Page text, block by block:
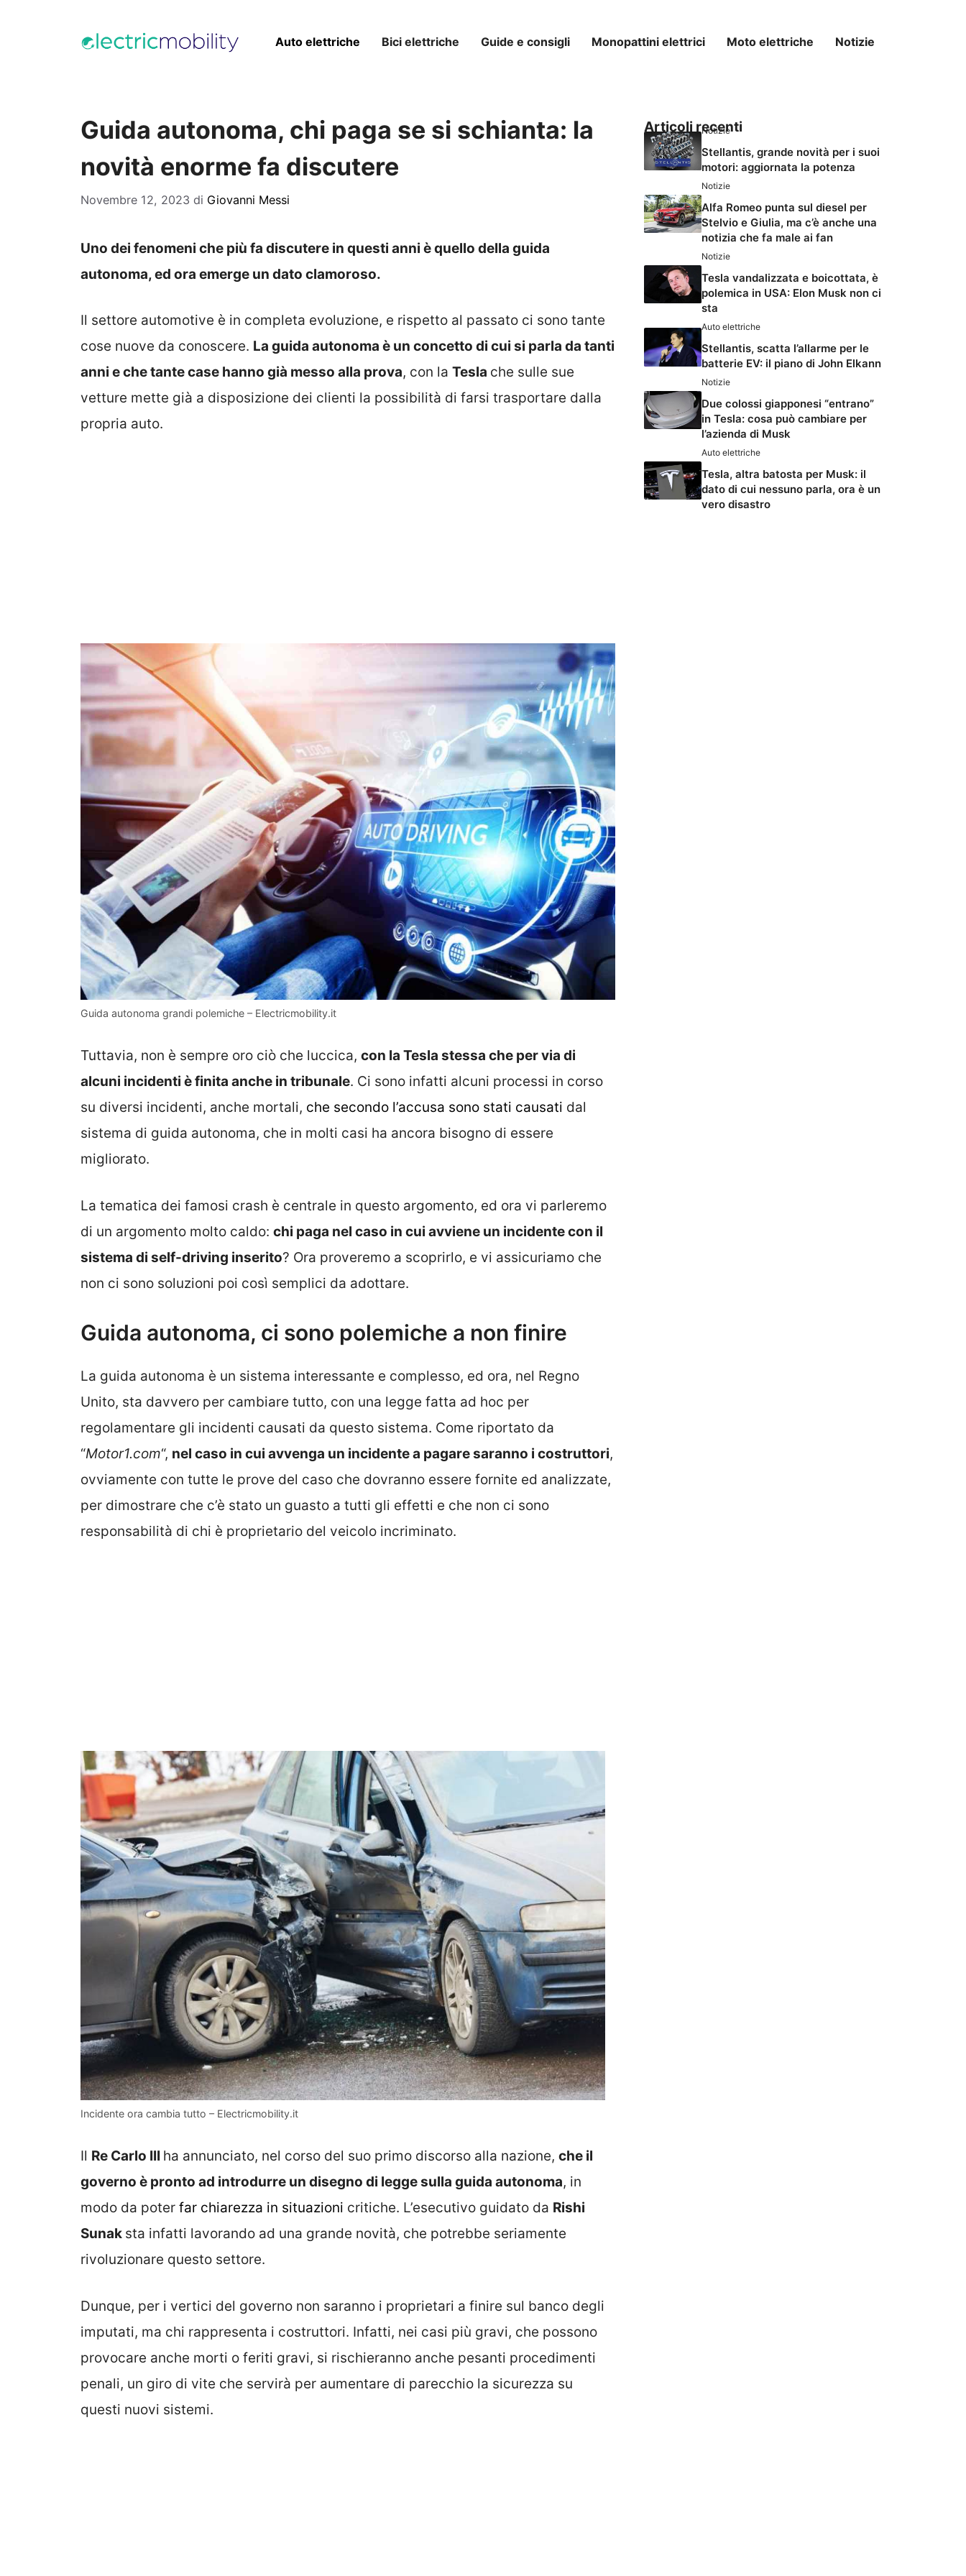
Auto elettriche Bici elettriche Guide e consigli Monopattini elettrici Moto elettriche Notizie
Guida autonoma, chi paga se si schianta: la
novità enorme fa discutere
Novembre 12, 2023 di Giovanni Messi
Uno dei fenomeni che più fa discutere in questi anni è quello della guida
autonoma, ed ora emerge un dato clamoroso.
Il settore automotive è in completa evoluzione, e rispetto al passato ci sono tante
cose nuove da conoscere. La guida autonoma è un concetto di cui si parla da tanti
anni e che tante case hanno già messo alla prova, con la Tesla che sulle sue
vetture mette già a disposizione dei clienti la possibilità di farsi trasportare dalla
propria auto.
Guida autonoma grandi polemiche – Electricmobility.it
Tuttavia, non è sempre oro ciò che luccica, con la Tesla stessa che per via di
alcuni incidenti è finita anche in tribunale. Ci sono infatti alcuni processi in corso
su diversi incidenti, anche mortali, che secondo l’accusa sono stati causati dal
sistema di guida autonoma, che in molti casi ha ancora bisogno di essere
migliorato.
La tematica dei famosi crash è centrale in questo argomento, ed ora vi parleremo
di un argomento molto caldo: chi paga nel caso in cui avviene un incidente con il
sistema di self-driving inserito? Ora proveremo a scoprirlo, e vi assicuriamo che
non ci sono soluzioni poi così semplici da adottare.
Guida autonoma, ci sono polemiche a non finire
La guida autonoma è un sistema interessante e complesso, ed ora, nel Regno
Unito, sta davvero per cambiare tutto, con una legge fatta ad hoc per
regolamentare gli incidenti causati da questo sistema. Come riportato da
“Motor1.com“, nel caso in cui avvenga un incidente a pagare saranno i costruttori,
ovviamente con tutte le prove del caso che dovranno essere fornite ed analizzate,
per dimostrare che c’è stato un guasto a tutti gli effetti e che non ci sono
responsabilità di chi è proprietario del veicolo incriminato.
Incidente ora cambia tutto – Electricmobility.it
Il Re Carlo III ha annunciato, nel corso del suo primo discorso alla nazione, che il
governo è pronto ad introdurre un disegno di legge sulla guida autonoma, in
modo da poter far chiarezza in situazioni critiche. L’esecutivo guidato da Rishi
Sunak sta infatti lavorando ad una grande novità, che potrebbe seriamente
rivoluzionare questo settore.
Dunque, per i vertici del governo non saranno i proprietari a finire sul banco degli
imputati, ma chi rappresenta i costruttori. Infatti, nei casi più gravi, che possono
provocare anche morti o feriti gravi, si rischieranno anche pesanti procedimenti
penali, un giro di vite che servirà per aumentare di parecchio la sicurezza su
questi nuovi sistemi.
Articoli recenti
Notizie
Stellantis, grande novità per i suoi
motori: aggiornata la potenza
Notizie
Alfa Romeo punta sul diesel per
Stelvio e Giulia, ma c’è anche una
notizia che fa male ai fan
Notizie
Tesla vandalizzata e boicottata, è
polemica in USA: Elon Musk non ci
sta
Auto elettriche
Stellantis, scatta l’allarme per le
batterie EV: il piano di John Elkann
Notizie
Due colossi giapponesi “entrano”
in Tesla: cosa può cambiare per
l’azienda di Musk
Auto elettriche
Tesla, altra batosta per Musk: il
dato di cui nessuno parla, ora è un
vero disastro